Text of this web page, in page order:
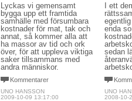
Lyckas vi gemensamt
bygga upp ett framtida
samhälle med försumbara
kostnader för mat, tak och
annat, så kommer alla att
ha massor av tid och ork
över, för att uppleva viktiga
saker tillsammans med
andra människor.
Kommentarer
UNO HANSSON
2009-10-09 13:17:00
I ett
enda
sedan
UNO
2008-10-